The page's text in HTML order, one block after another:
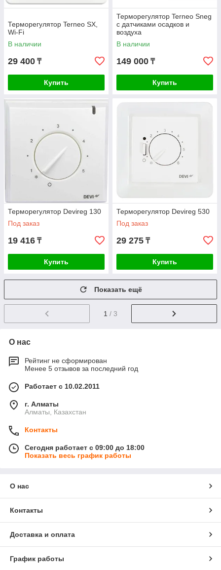
Терморегулятор Terneo SX,
Wi-Fi
В наличии
29 400 ₸
Купить
Терморегулятор Terneo Sneg
c датчиками осадков и
воздуха
В наличии
149 000 ₸
Купить
Терморегулятор Devireg 130
Под заказ
19 416 ₸
Купить
Терморегулятор Devireg 530
Под заказ
29 275 ₸
Купить
Показать ещё
1 / 3
О нас
Рейтинг не сформирован
Менее 5 отзывов за последний год
Работает с 10.02.2011
г. Алматы
Алматы, Казахстан
Контакты
Сегодня работает с 09:00 до 18:00
Показать весь график работы
О нас
Контакты
Доставка и оплата
График работы